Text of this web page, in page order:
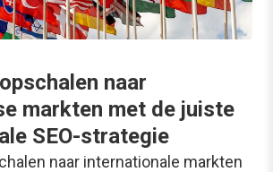
naar
markten met de juiste
SEO-strategie
naar internationale markten